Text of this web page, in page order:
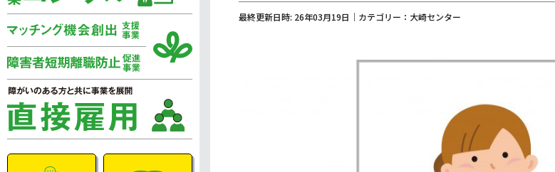
最終更新日時: 26年03月19日｜カテゴリー：大崎センター